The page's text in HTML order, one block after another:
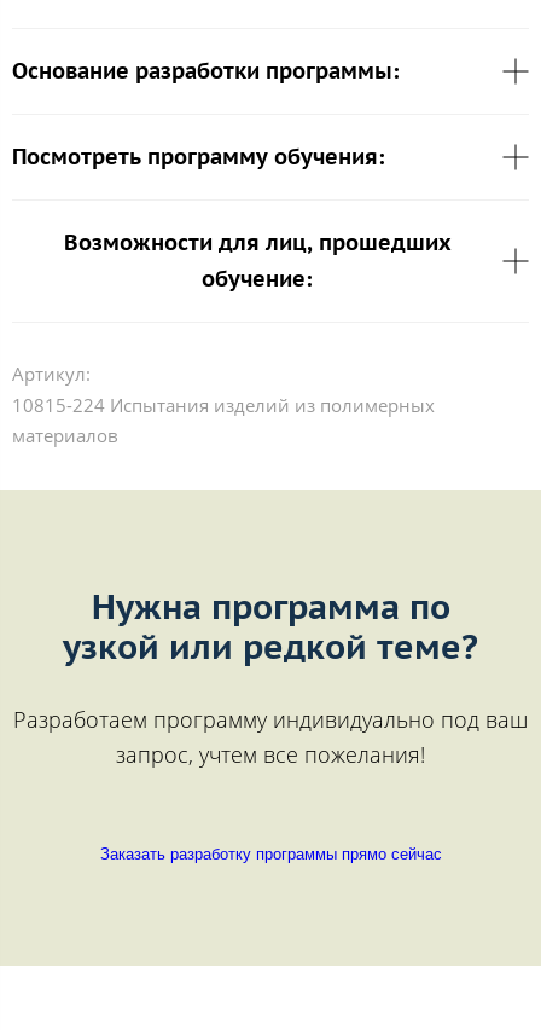
Основание разработки программы:
Посмотреть программу обучения:
Возможности для лиц, прошедших
обучение:
Артикул:
10815-224 Испытания изделий из полимерных
материалов
Нужна программа по
узкой или редкой теме?
Разработаем программу индивидуально под ваш
запрос, учтем все пожелания!
Заказать разработку программы прямо сейчас